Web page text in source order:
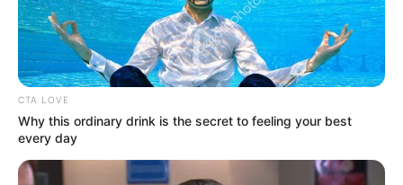
CTA LOVE
Why this ordinary drink is the secret to feeling your best
every day